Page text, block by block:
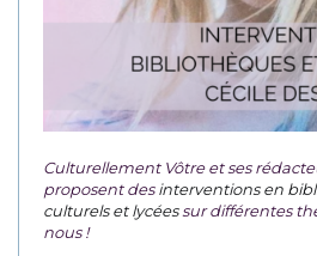
Culturellement Vôtre et ses
proposent desinterventions en
culturels et lycéessur différentes
nous !